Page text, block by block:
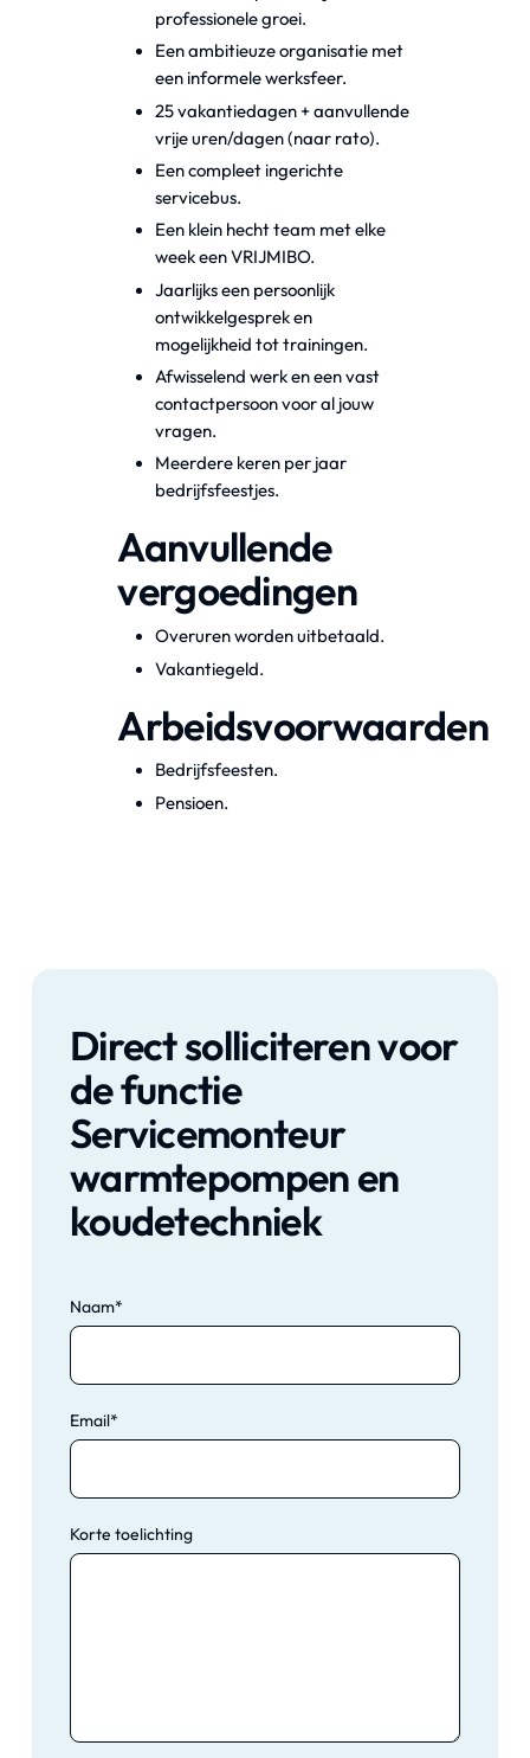
professionele groei.
Een ambitieuze organisatie met
een informele werksfeer.
25 vakantiedagen + aanvullende
vrije uren/dagen (naar rato).
Een compleet ingerichte
servicebus.
Een klein hecht team met elke
week een VRIJMIBO.
Jaarlijks een persoonlijk
ontwikkelgesprek en
mogelijkheid tot trainingen.
Afwisselend werk en een vast
contactpersoon voor al jouw
vragen.
Meerdere keren per jaar
bedrijfsfeestjes.
Aanvullende
vergoedingen
Overuren worden uitbetaald.
Vakantiegeld.
Arbeidsvoorwaarden
Bedrijfsfeesten.
Pensioen.
Direct solliciteren voor
de functie
Servicemonteur
warmtepompen en
koudetechniek
Naam*
Email*
Korte toelichting